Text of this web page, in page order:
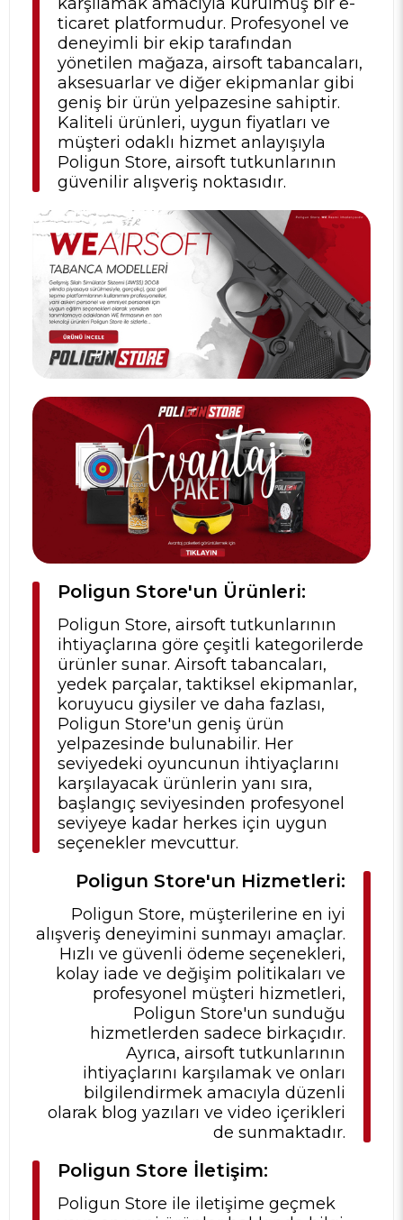
ticaret platformudur. Profesyonel ve
deneyimli bir ekip tarafından
yönetilen mağaza, airsoft tabancaları,
aksesuarlar ve diğer ekipmanlar gibi
geniş bir ürün yelpazesine sahiptir.
Kaliteli ürünleri, uygun fiyatları ve
müşteri odaklı hizmet anlayışıyla
Poligun Store, airsoft tutkunlarının
güvenilir alışveriş noktasıdır.
Poligun Store'un Ürünleri:
Poligun Store, airsoft tutkunlarının
ihtiyaçlarına göre çeşitli kategorilerde
ürünler sunar. Airsoft tabancaları,
yedek parçalar, taktiksel ekipmanlar,
koruyucu giysiler ve daha fazlası,
Poligun Store'un geniş ürün
yelpazesinde bulunabilir. Her
seviyedeki oyuncunun ihtiyaçlarını
karşılayacak ürünlerin yanı sıra,
başlangıç seviyesinden profesyonel
seviyeye kadar herkes için uygun
seçenekler mevcuttur.
Poligun Store'un Hizmetleri:
Poligun Store, müşterilerine en iyi
alışveriş deneyimini sunmayı amaçlar.
Hızlı ve güvenli ödeme seçenekleri,
kolay iade ve değişim politikaları ve
profesyonel müşteri hizmetleri,
Poligun Store'un sunduğu
hizmetlerden sadece birkaçıdır.
Ayrıca, airsoft tutkunlarının
ihtiyaçlarını karşılamak ve onları
bilgilendirmek amacıyla düzenli
olarak blog yazıları ve video içerikleri
de sunmaktadır.
Poligun Store İletişim:
Poligun Store ile iletişime geçmek